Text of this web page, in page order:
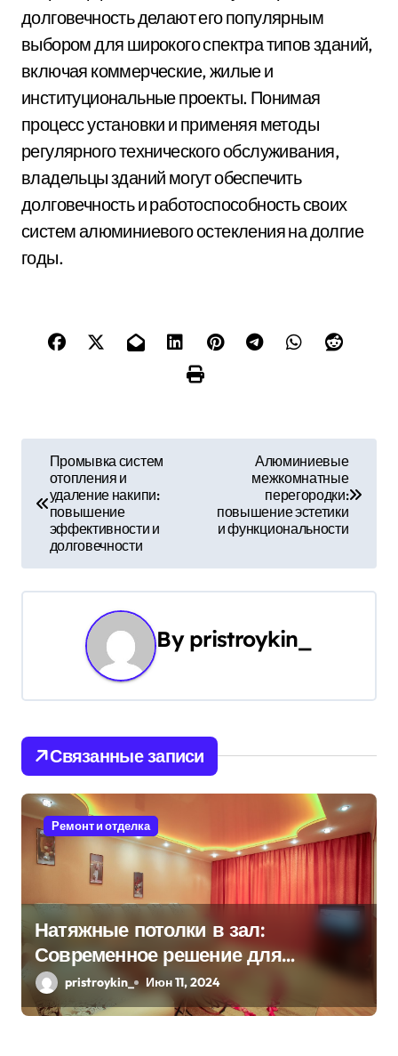
долговечность делают его популярным
выбором для широкого спектра типов зданий,
включая коммерческие, жилые и
институциональные проекты. Понимая
процесс установки и применяя методы
регулярного технического обслуживания,
владельцы зданий могут обеспечить
долговечность и работоспособность своих
систем алюминиевого остекления на долгие
годы.
и
г
и
я
п
о
з
п
и
с
Промывка систем
отопления и
удаление накипи:
повышение
эффективности и
долговечности
Алюминиевые
межкомнатные
перегородки:
повышение эстетики
и функциональности
By pristroykin_
Связанные записи
Ремонт и отделка
Натяжные потолки в зал:
Современное решение для
стильного интерьера
pristroykin_ Июн 11, 2024